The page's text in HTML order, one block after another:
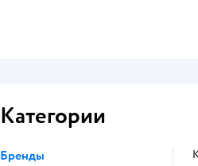
Категории
Бренды